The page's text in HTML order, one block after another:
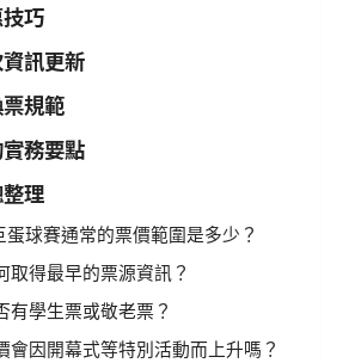
巧
訊更新
規範
務要點
理
蛋球賽通常的票價範圍是多少？
取得最早的票源資訊？
有學生票或敬老票？
會因開幕式等特別活動而上升嗎？